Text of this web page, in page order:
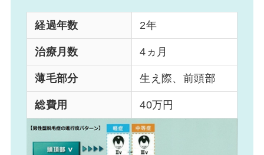
経過年数 2年
治療月数 4ヵ月
薄毛部分 生え際、前頭部
総費用 40万円